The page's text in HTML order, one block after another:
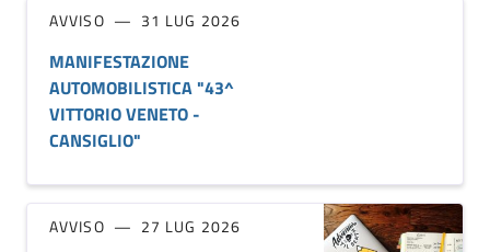
AVVISO 31 LUG 2026
MANIFESTAZIONE
AUTOMOBILISTICA "43^
VITTORIO VENETO -
CANSIGLIO"
AVVISO 27 LUG 2026